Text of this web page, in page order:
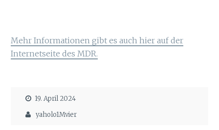
Mehr Informationen gibt es auch hier auf der
Internetseite des MDR.
19. April 2024
yaholo1Mvier